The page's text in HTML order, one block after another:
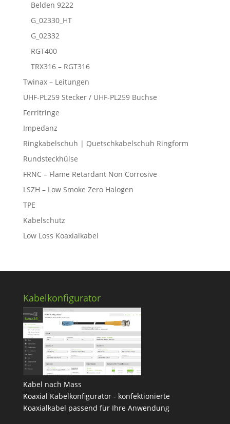
Belden 9222
G_02330_HT
G_02332
RGT400
TRX316 – RGT316
Twinax – Leitungen
UHF-PL259 Stecker / UHF-PL259 Buchse
Ferritringe
Impedanz
Ringkabelschuh | Quetschkabelschuh Ringform
Rundsteckhülse
FRNC – Flame Retardant Non Corrosive
LSZH – Low Smoke Zero Halogen
TPE
Kabelschutz
Low Loss Koaxialkabel
Kabelkonfigurator
Kabel nach Mass
Koaxial Kabelkonfigurator - konfektionierte
Koaxialkabel passend für Ihre Anwendung